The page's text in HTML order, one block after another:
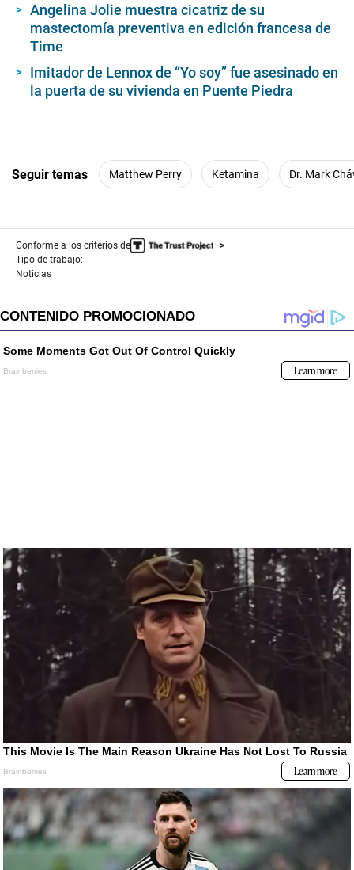
Angelina Jolie muestra cicatriz de su
mastectomía preventiva en edición francesa de
Time
Imitador de Lennox de “Yo soy” fue asesinado en
la puerta de su vivienda en Puente Piedra
Seguir temas Matthew Perry Ketamina Dr. Mark
Conforme a los criterios de
Tipo de trabajo:
Noticias